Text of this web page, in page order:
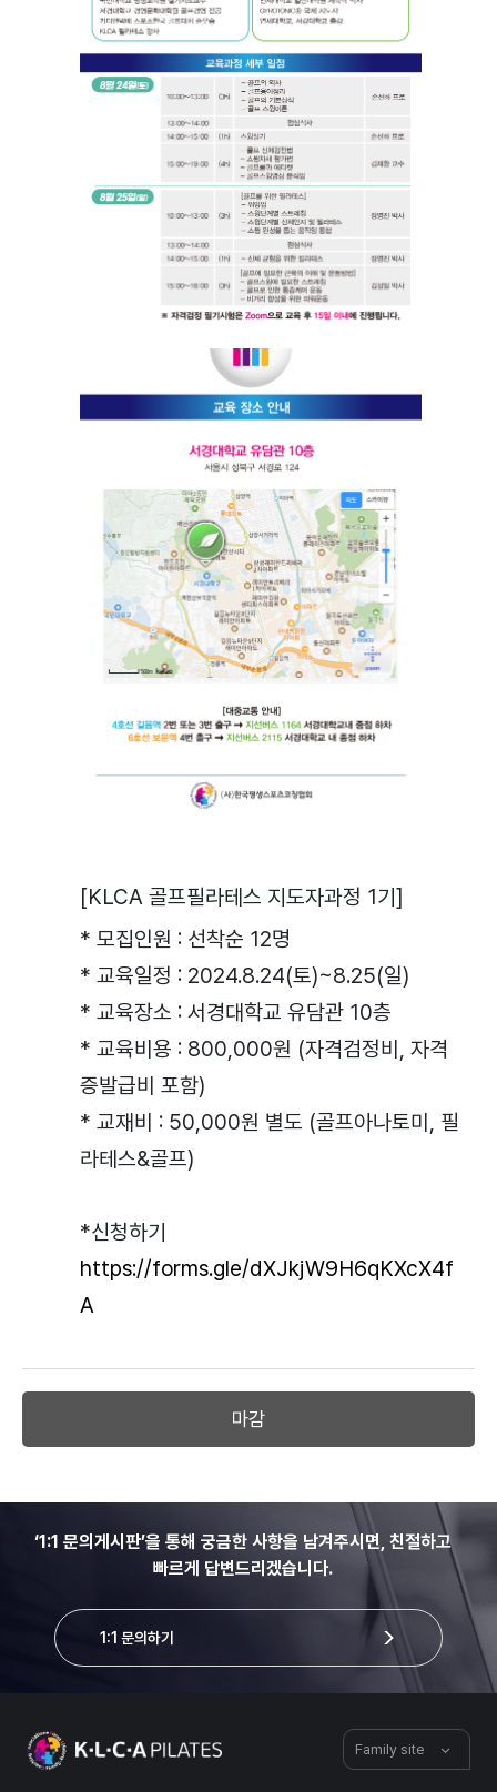
[KLCA 골프필라테스 지도자과정 1기]
* 모집인원 : 선착순 12명
* 교육일정 : 2024.8.24(토)~8.25(일)
* 교육장소 : 서경대학교 유담관 10층
* 교육비용 : 800,000원 (자격검정비, 자격
증발급비 포함)
* 교재비 : 50,000원 별도 (골프아나토미, 필
라테스&골프)
*신청하기
https://forms.gle/dXJkjW9H6qKXcX4f
A
마감
‘1:1 문의게시판’을 통해 궁금한 사항을 남겨주시면, 친절하고
빠르게 답변드리겠습니다.
1:1 문의하기
Family site